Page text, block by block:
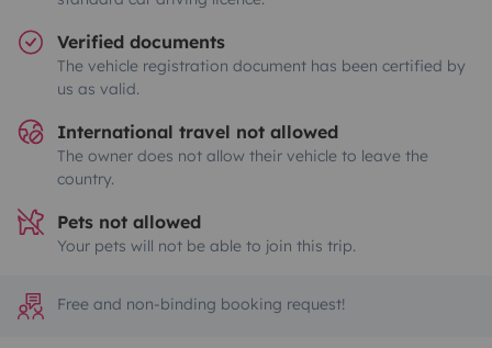
Verified documents
The vehicle registration document has been certified by
us as valid.
International travel not allowed
The owner does not allow their vehicle to leave the
country.
Pets not allowed
Your pets will not be able to join this trip.
Free and non-binding booking request!